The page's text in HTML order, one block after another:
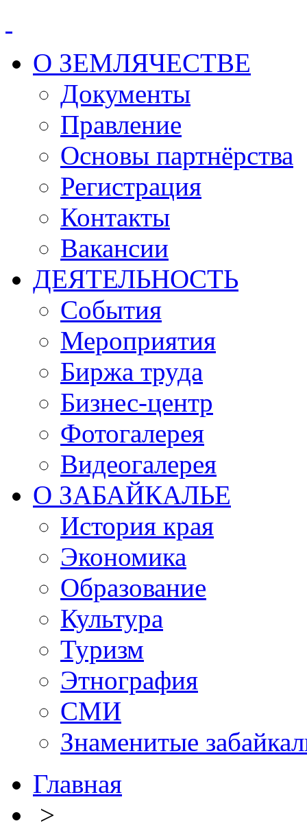
О ЗЕМЛЯЧЕСТВЕ
Документы
Правление
Основы партнёрства
Регистрация
Контакты
Вакансии
ДЕЯТЕЛЬНОСТЬ
События
Мероприятия
Биржа труда
Бизнес-центр
Фотогалерея
Видеогалерея
О ЗАБАЙКАЛЬЕ
История края
Экономика
Образование
Культура
Туризм
Этнография
СМИ
Знаменитые
Главная
>